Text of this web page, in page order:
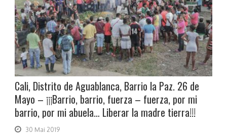
Cali, Distrito de Aguablanca, Barrio la Paz. 26 de
Mayo – ¡¡¡Barrio, barrio, fuerza – fuerza, por mi
barrio, por mi abuela… Liberar la madre tierra!!!
30 Mai 2019